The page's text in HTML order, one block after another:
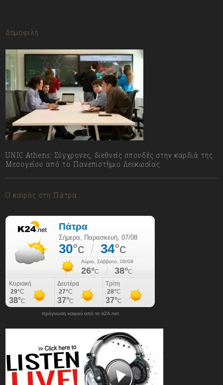
Δημοφιλή
UNIC Athens: Σύγχρονες, διεθνείς σπουδές στην καρδιά της
Μεσογείου από το Πανεπιστήμιο Λευκωσίας
Ο καιρός στη Πάτρα
πρόγνωση καιρού από το k24.net